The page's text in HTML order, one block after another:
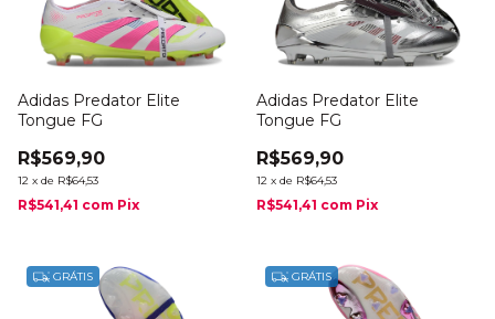
Adidas Predator Elite
Tongue FG
R$569,90
12 x de R$64,53
R$541,41 com Pix
Adidas Predator Elite
Tongue FG
R$569,90
12 x de R$64,53
R$541,41 com Pix
GRÁTIS GRÁTIS